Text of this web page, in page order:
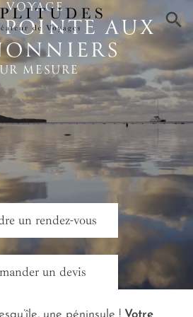
VOYAGE
AUX
MESURE
un rendez-vous
un devis